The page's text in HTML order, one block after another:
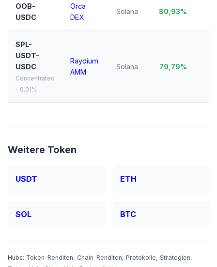
OOB-
USDC
Orca
DEX
Solana 80,93%
SPL-
USDT-
USDC
Concentrated
- 0.01%
Raydium
AMM
Solana 79,79%
Weitere Token
USDT ETH
SOL BTC
Hubs: Token-Renditen, Chain-Renditen, Protokolle, Strategien,